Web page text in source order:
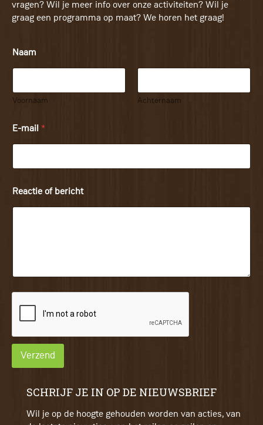
vragen? Wil je meer info over onze activiteiten? Wil je
graag een programma op maat? We horen het graag!
Naam
Voornaam Achternaam
E-mail *
Reactie of bericht
Verzend
SCHRIJF JE IN OP DE NIEUWSBRIEF
Wil je op de hoogte gehouden worden van acties, van